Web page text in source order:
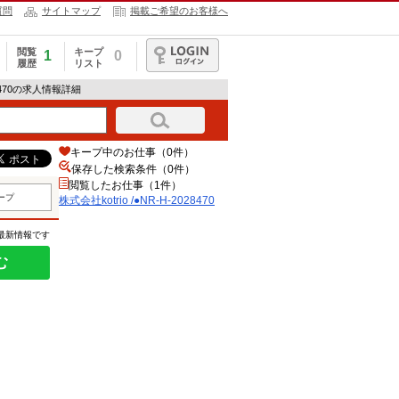
問 サイトマップ 掲載ご希望のお客様へ
閲覧
履歴
1
キープ
リスト
0
ログイン
の求人情報詳細
プ
新情報です
キープ中のお仕事（0件）
保存した検索条件（0件）
閲覧したお仕事（1件）
株式会社kotrio /●NR-H-2028470